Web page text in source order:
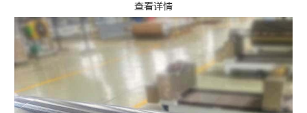
查看详情